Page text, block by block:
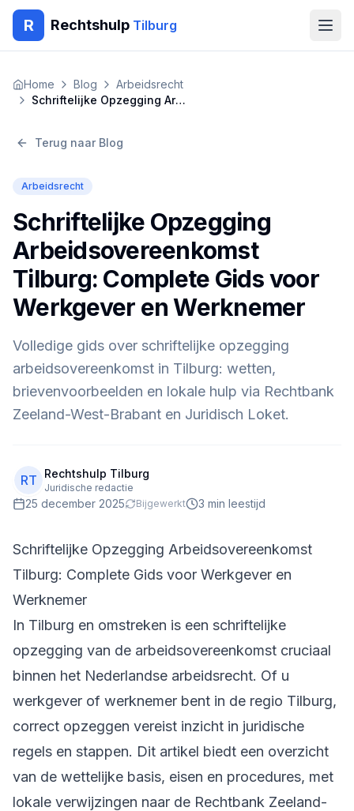
R Rechtshulp Tilburg
Home
Nederlands English 🇹🇷 Türkçe
🇸🇦 العربية 🇵🇱 Polski 🇧🇬 Български
🇷🇴 Română
Gratis Advies
Home Blog
Arbeidsrecht
Schriftelijke Opzegging Arbeidsovereenkomst Tilburg: Complete Gids voor Werkgever en Werknemer
Terug naar Blog
Arbeidsrecht
Schriftelijke Opzegging
Arbeidsovereenkomst
Tilburg: Complete Gids voor
Werkgever en Werknemer
Volledige gids over schriftelijke opzegging
arbeidsovereenkomst in Tilburg: wetten,
brievenvoorbeelden en lokale hulp via Rechtbank
Zeeland-West-Brabant en Juridisch Loket.
RT Rechtshulp Tilburg
Juridische redactie
25 december 2025 Bijgewerkt 3 min leestijd
Schriftelijke Opzegging Arbeidsovereenkomst
Tilburg: Complete Gids voor Werkgever en
Werknemer
In Tilburg en omstreken is een schriftelijke
opzegging van de arbeidsovereenkomst cruciaal
binnen het Nederlandse arbeidsrecht. Of u
werkgever of werknemer bent in de regio Tilburg,
correct opzeggen vereist inzicht in juridische
regels en stappen. Dit artikel biedt een overzicht
van de wettelijke basis, eisen en procedures, met
lokale verwijzingen naar de Rechtbank Zeeland-